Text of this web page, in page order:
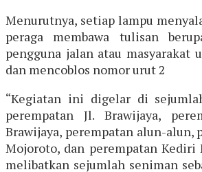
Menurutnya, setiap lampu
peraga membawa tulisan
pengguna jalan atau masyarakat
dan mencoblos nomor urut 2
“Kegiatan ini digelar di
perempatan Jl. Brawijaya,
Brawijaya, perempatan alun-alun,
Mojoroto, dan perempatan
melibatkan sejumlah seniman